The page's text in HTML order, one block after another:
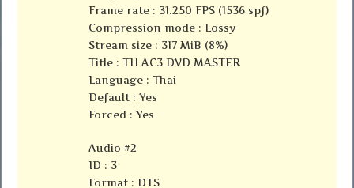
Frame rate : 31.250 FPS (1536 spf)
Compression mode : Lossy
Stream size : 317 MiB (8%)
Title : TH AC3 DVD MASTER
Language : Thai
Default : Yes
Forced : Yes
Audio #2
ID : 3
Format : DTS